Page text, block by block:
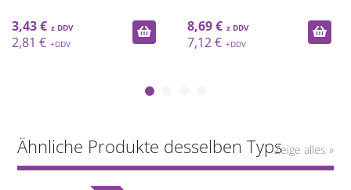
3,43 €
2,81 €
8,69 €
7,12 €
Ähnliche Produkte desselben TypsZeige alles »